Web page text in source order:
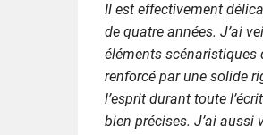
Il est effectivement
de quatre années. J’ai
éléments scénaristiques
renforcé par une solide
l’esprit durant toute
bien précises. J’ai aussi